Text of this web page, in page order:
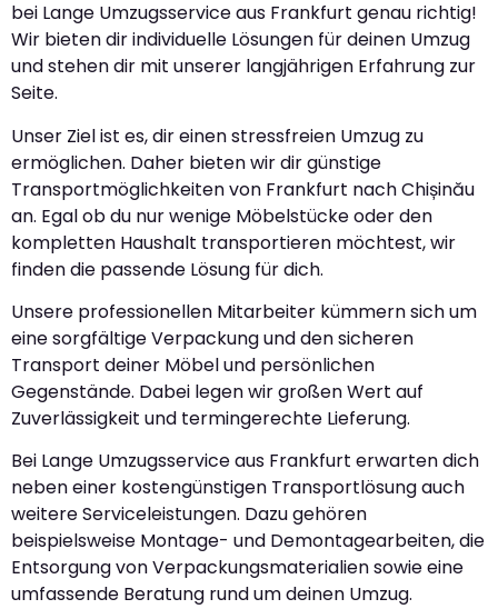
bei Lange Umzugsservice aus Frankfurt genau richtig!
Wir bieten dir individuelle Lösungen für deinen Umzug
und stehen dir mit unserer langjährigen Erfahrung zur
Seite.
Unser Ziel ist es, dir einen stressfreien Umzug zu
ermöglichen. Daher bieten wir dir günstige
Transportmöglichkeiten von Frankfurt nach Chișinău
an. Egal ob du nur wenige Möbelstücke oder den
kompletten Haushalt transportieren möchtest, wir
finden die passende Lösung für dich.
Unsere professionellen Mitarbeiter kümmern sich um
eine sorgfältige Verpackung und den sicheren
Transport deiner Möbel und persönlichen
Gegenstände. Dabei legen wir großen Wert auf
Zuverlässigkeit und termingerechte Lieferung.
Bei Lange Umzugsservice aus Frankfurt erwarten dich
neben einer kostengünstigen Transportlösung auch
weitere Serviceleistungen. Dazu gehören
beispielsweise Montage- und Demontagearbeiten, die
Entsorgung von Verpackungsmaterialien sowie eine
umfassende Beratung rund um deinen Umzug.